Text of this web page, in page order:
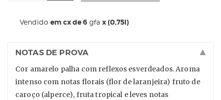
Vendido em cx de 6 gfa x (0,75l)
NOTAS DE PROVA
Cor amarelo palha com reflexos esverdeados. Aroma
intenso com notas florais (flor de laranjeira) fruto de
caroço (alperce), fruta tropical e leves notas